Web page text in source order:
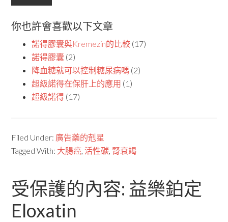
你也許會喜歡以下文章
諾得膠囊與Kremezin的比較 (17)
諾得膠囊 (2)
降血糖就可以控制糖尿病嗎 (2)
超級諾得在保肝上的應用 (1)
超級諾得 (17)
Filed Under: 廣告藥的剋星
Tagged With: 大腸癌, 活性碳, 腎衰竭
受保護的內容: 益樂鉑定
Eloxatin